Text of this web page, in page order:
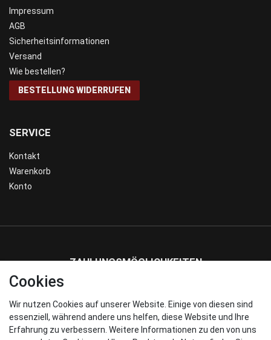
SERVICE
Kontakt
Warenkorb
Konto
Impressum
AGB
Sicherheitsinformationen
Versand
Wie bestellen?
BESTELLUNG WIDERRUFEN
ZAHLUNGSMÖGLICHKEITEN
WIR VERSENDEN MIT
Cookies
Wir nutzen Cookies auf unserer Website. Einige von diesen sind
essenziell, während andere uns helfen, diese Website und Ihre
Erfahrung zu verbessern. Weitere Informationen zu den von uns